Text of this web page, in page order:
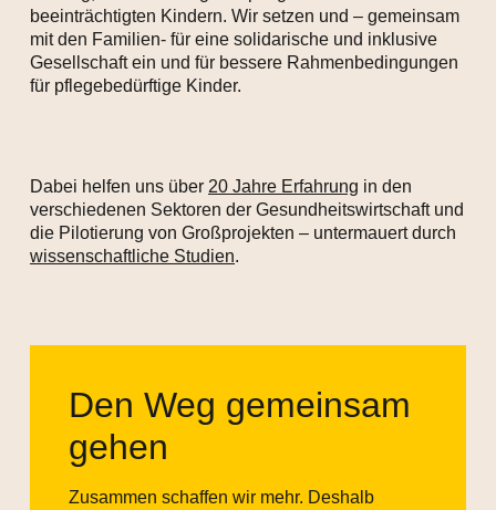
beeinträchtigten Kindern. Wir setzen und – gemeinsam
mit den Familien- für eine solidarische und inklusive
Gesellschaft ein und für bessere Rahmenbedingungen
für pflegebedürftige Kinder.
Dabei helfen uns über 20 Jahre Erfahrung in den
verschiedenen Sektoren der Gesundheitswirtschaft und
die Pilotierung von Großprojekten – untermauert durch
wissenschaftliche Studien.
Den Weg gemeinsam
gehen
Zusammen schaffen wir mehr. Deshalb